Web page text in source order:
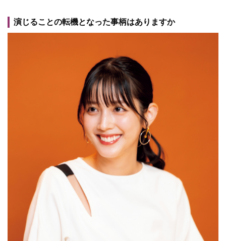
演じることの転機となった事柄はありますか